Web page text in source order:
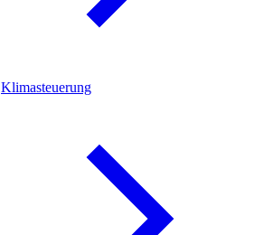
Klimasteuerung